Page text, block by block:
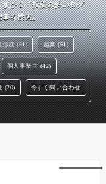
か？『投稿の多いタグ
事を検索。
形成 (51) 起業 (51)
個人事業主 (42)
(20) 今すぐ問い合わせ